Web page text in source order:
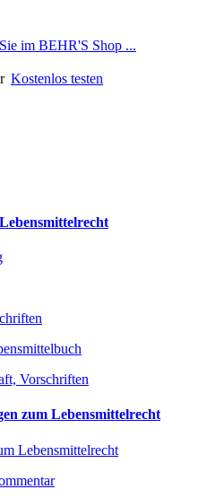
im BEHR'S Shop ...
Kostenlos testen
Vorschriften
zum Lebensmittelrecht
Lebensmittelrecht